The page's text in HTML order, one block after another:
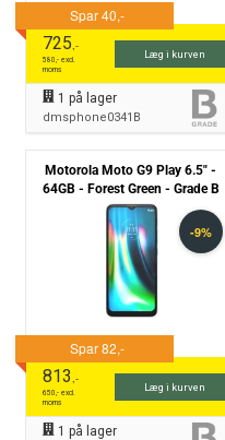
725,-
580,- excl.
moms
Læg i kurven
1 på lager
dmsphone0341B
Motorola Moto G9 Play 6.5" -
64GB - Forest Green - Grade B
813,-
650,- excl.
moms
Læg i kurven
1 på lager